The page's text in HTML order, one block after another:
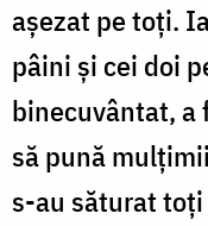
așezat pe toți.
pâini și cei doi
binecuvântat, a
să pună
s-au săturat toți